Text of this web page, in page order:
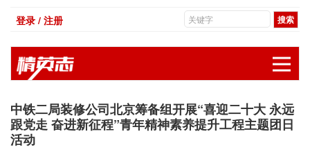
登录 / 注册
中铁二局装修公司北京筹备组开展“喜迎二十大 永远
跟党走 奋进新征程”青年精神素养提升工程主题团日
活动